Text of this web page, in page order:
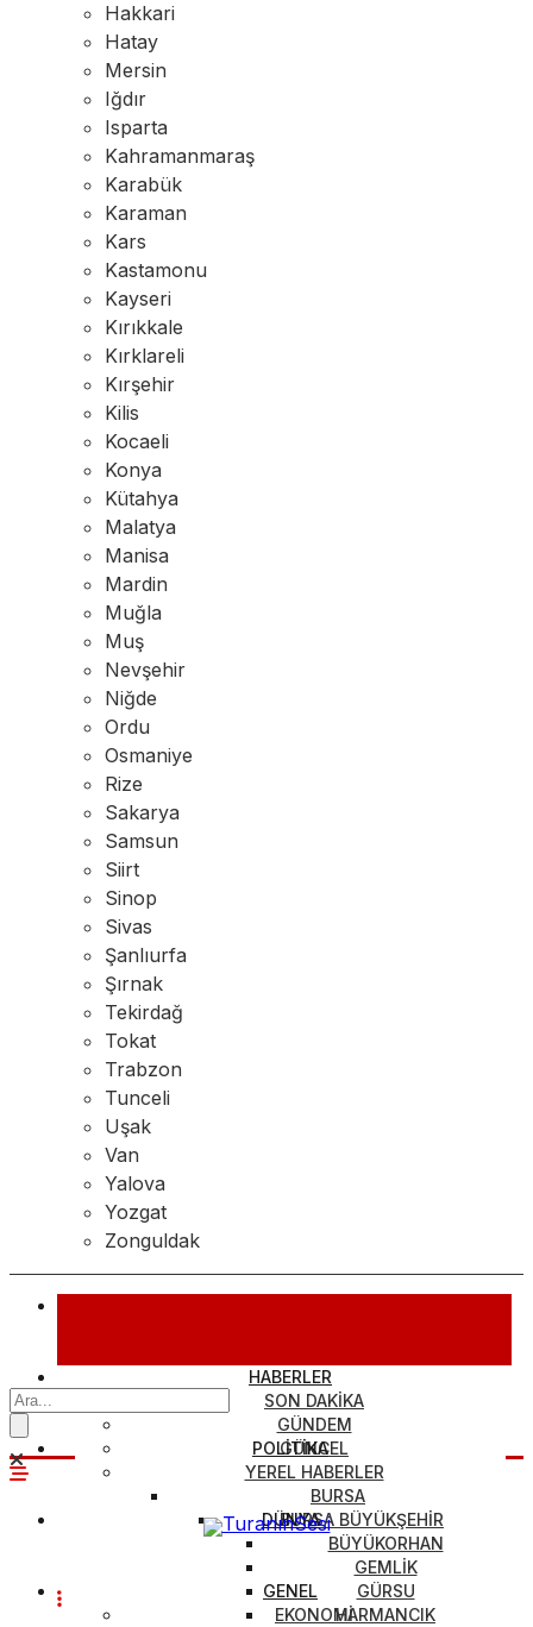
Hakkari
Hatay
Mersin
Iğdır
Isparta
Kahramanmaraş
Karabük
Karaman
Kars
Kastamonu
Kayseri
Kırıkkale
Kırklareli
Kırşehir
Kilis
Kocaeli
Konya
Kütahya
Malatya
Manisa
Mardin
Muğla
Muş
Nevşehir
Niğde
Ordu
Osmaniye
Rize
Sakarya
Samsun
Siirt
Sinop
Sivas
Şanlıurfa
Şırnak
Tekirdağ
Tokat
Trabzon
Tunceli
Uşak
Van
Yalova
Yozgat
Zonguldak
HABERLER
SON DAKİKA
GÜNDEM
GÜNCEL
YEREL HABERLER
BURSA
BURSA BÜYÜKŞEHİR
BÜYÜKORHAN
GEMLİK
GÜRSU
HARMANCIK
POLİTİKA
DÜNYA
GENEL
EKONOMİ